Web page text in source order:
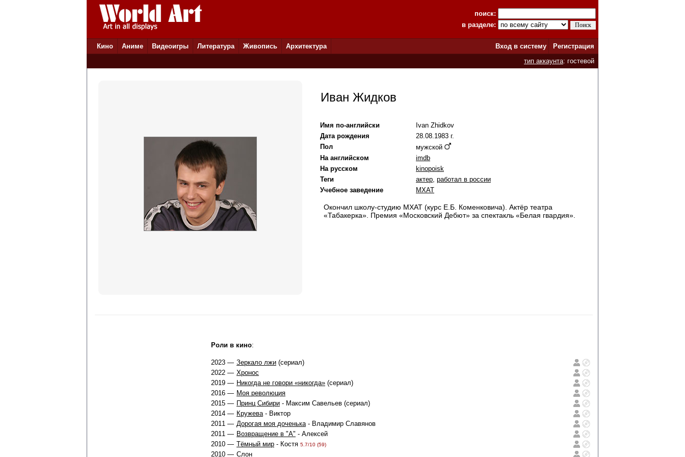
поиск:
в разделе:
Кино Аниме Видеоигры Литература Живопись Архитектура Вход в систему
Регистрация
тип аккаунта: гостевой
Иван Жидков
Имя по-английски
Ivan Zhidkov
Дата рождения
28.08.1983 г.
Пол
мужской
На английском
imdb
На русском
kinopoisk
Теги
актер, работал в россии
Учебное заведение
МХАТ
Окончил школу-студию МХАТ (курс Е.Б. Коменковича). Актёр театра
«Табакерка». Премия «Московский Дебют» за спектакль «Белая гвардия».
Роли в кино:
2023 — Зеркало лжи (сериал)
2022 — Хронос
2019 — Никогда не говори «никогда» (сериал)
2016 — Моя революция
2015 — Принц Сибири - Максим Савельев (сериал)
2014 — Кружева- Виктор
2011 — Дорогая моя доченька- Владимир Славянов
2011 — Возвращение в "А" - Алексей
2010 — Тёмный мир - Костя 5.7/10 (59)
2010 — Слон